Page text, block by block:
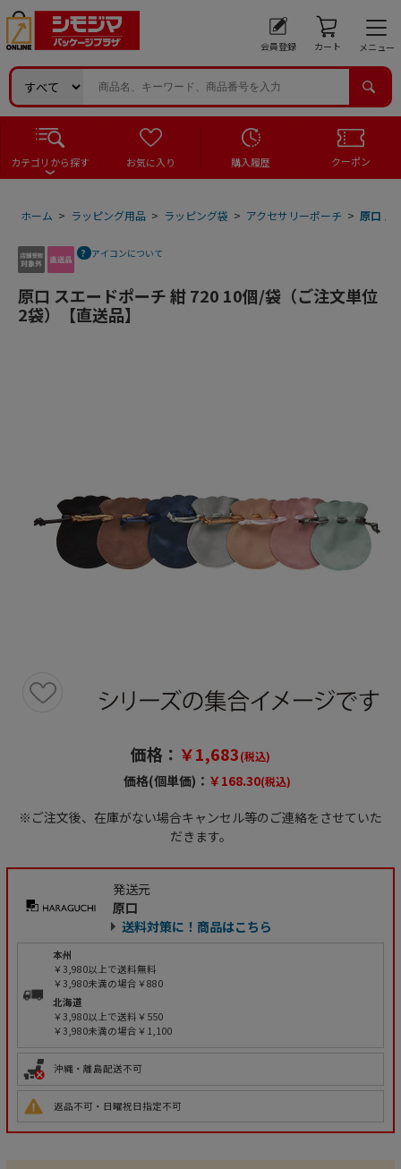
会員登録 カート メニュー
カテゴリから探す お気に入り 購入履歴 クーポン
ホーム > ラッピング用品 > ラッピング袋 > アクセサリーポーチ > 原口 ス
アイコンについて
原口 スエードポーチ 紺 720 10個/袋（ご注文単位
2袋）【直送品】
価格： ￥1,683(税込)
価格(個単価)： ￥168.30(税込)
※ご注文後、在庫がない場合キャンセル等のご連絡をさせていた
だきます。
発送元
原口
送料対策に！商品はこちら
本州
￥3,980以上で送料無料
￥3,980未満の場合￥880
北海道
￥3,980以上で送料￥550
￥3,980未満の場合￥1,100
沖縄・離島配送不可
返品不可・日曜祝日指定不可